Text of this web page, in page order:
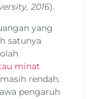
2016).
yang
satunya
minat
rendah.
pengaruh